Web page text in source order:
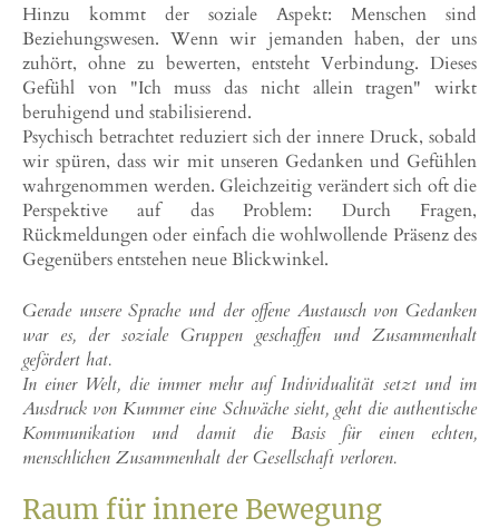
Hinzu kommt der soziale Aspekt: Menschen sind
Beziehungswesen. Wenn wir jemanden haben, der uns
zuhört, ohne zu bewerten, entsteht Verbindung. Dieses
Gefühl von "Ich muss das nicht allein tragen" wirkt
beruhigend und stabilisierend.
Psychisch betrachtet reduziert sich der innere Druck, sobald
wir spüren, dass wir mit unseren Gedanken und Gefühlen
wahrgenommen werden. Gleichzeitig verändert sich oft die
Perspektive auf das Problem: Durch Fragen,
Rückmeldungen oder einfach die wohlwollende Präsenz des
Gegenübers entstehen neue Blickwinkel.
Gerade unsere Sprache und der offene Austausch von Gedanken
war es, der soziale Gruppen geschaffen und Zusammenhalt
gefördert hat.
In einer Welt, die immer mehr auf Individualität setzt und im
Ausdruck von Kummer eine Schwäche sieht, geht die authentische
Kommunikation und damit die Basis für einen echten,
menschlichen Zusammenhalt der Gesellschaft verloren.
Raum für innere Bewegung